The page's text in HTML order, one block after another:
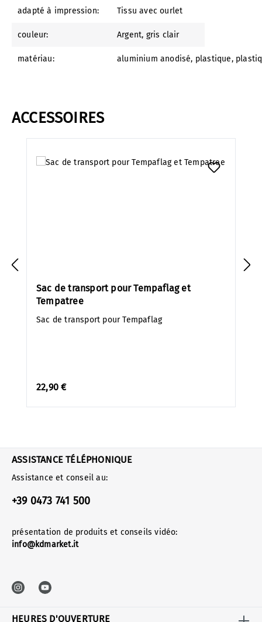
adapté à impression: Tissu avec ourlet
couleur: Argent, gris clair
matériau: aluminium anodisé, plastique,
ACCESSOIRES
Sac de transport pour Tempaflag et
Tempatree
Sac de transport pour Tempaflag
22,90 €
ASSISTANCE TÉLÉPHONIQUE
Assistance et conseil au:
+39 0473 741 500
présentation de produits et conseils vidéo:
info@kdmarket.it
HEURES D'OUVERTURE